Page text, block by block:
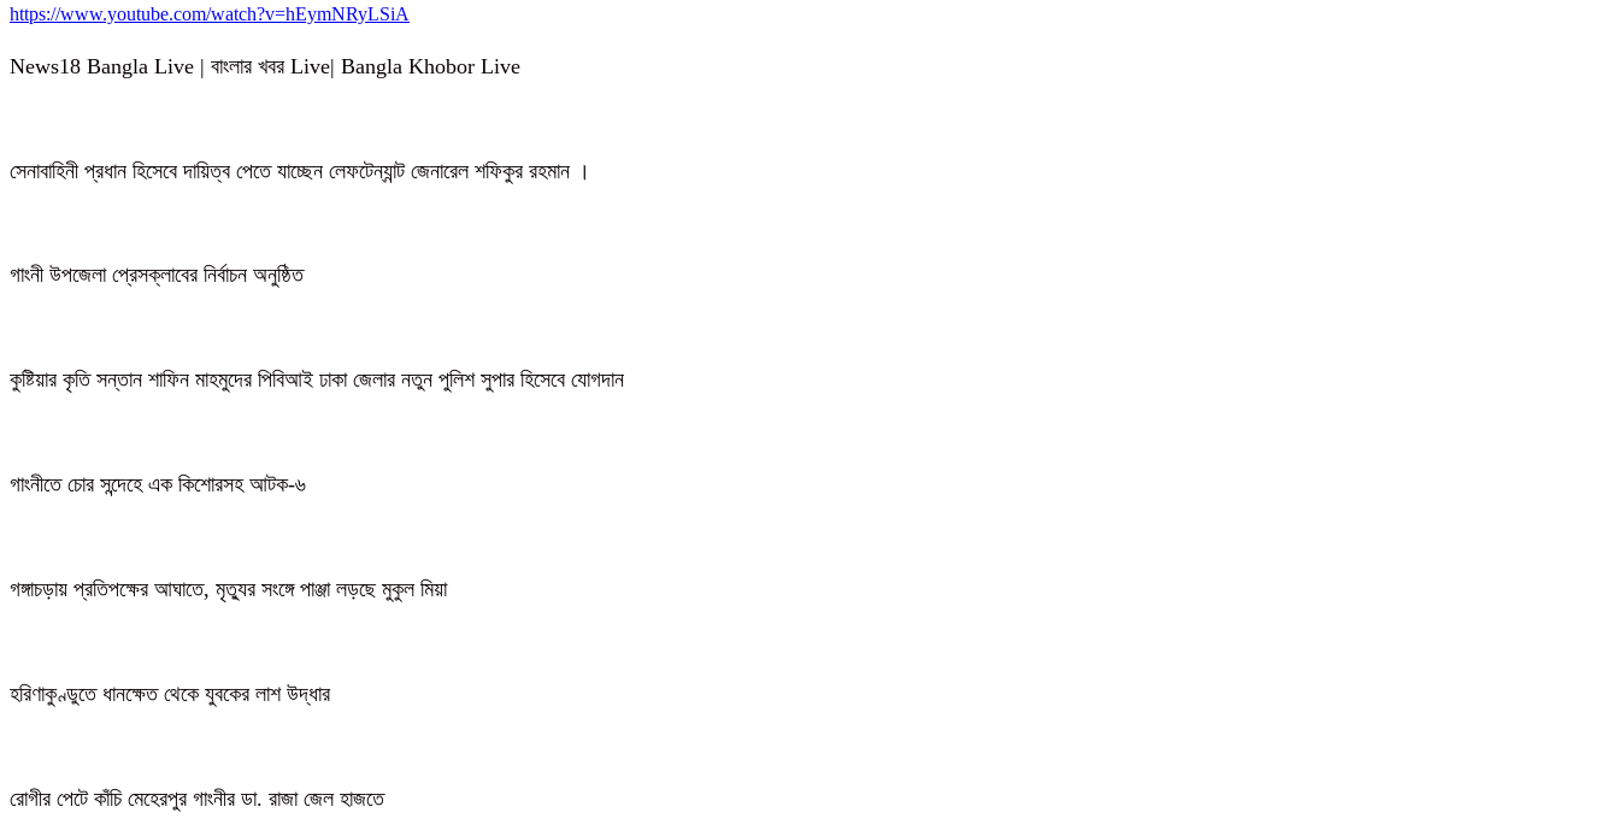
https://www.youtube.com/watch?v=hEymNRyLSiA
News18 Bangla Live | বাংলার খবর Live| Bangla Khobor Live
সেনাবাহিনী প্রধান হিসেবে দায়িত্ব পেতে যাচ্ছেন লেফটেন্যান্ট জেনারেল শফিকুর রহমান ।
গাংনী উপজেলা প্রেসক্লাবের নির্বাচন অনুষ্ঠিত
কুষ্টিয়ার কৃতি সন্তান শাফিন মাহমুদের পিবিআই ঢাকা জেলার নতুন পুলিশ সুপার হিসেবে যোগদান
গাংনীতে চোর সন্দেহে এক কিশোরসহ আটক-৬
গঙ্গাচড়ায় প্রতিপক্ষের আঘাতে, মৃত্যুর সংঙ্গে পাঞ্জা লড়ছে মুকুল মিয়া
হরিণাকুণ্ডুতে ধানক্ষেত থেকে যুবকের লাশ উদ্ধার
রোগীর পেটে কাঁচি মেহেরপুর গাংনীর ডা. রাজা জেল হাজতে